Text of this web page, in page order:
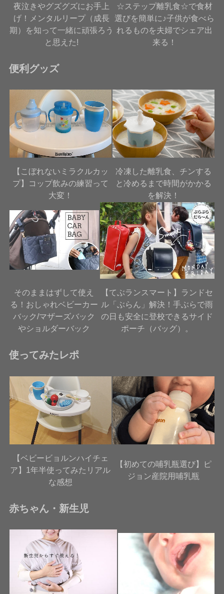
夜泣きやグズグズにお手上
げ！メンタルリープ（成長
期）を知って一緒に頑張ろう
と思えた!
☆ステップ離乳食☆で食材
選びを簡単に♪子供が食べら
れるものを夫婦でシェア出
来る！
便利グッズ
【こぼれないミラクルカッ
プ】コップ飲みの練習って
大変！
冷凍した離乳食、チンする
と冷めるまで時間がかかる
を解決！
そのままはずして使え
る！おしゃれベビーカー
バック/マザーズバック
やショルダーバック
【てぶランスマート】ランドセ
ル「ぶらん」解決！手ぶらで雨
の日も安全に登校できるサイド
ポーチ（バッグ）。
使ってみたレポ
【ベビービョルンハイチェ
ア】1年半使ってみたリアル
な感想
【初めての哺乳瓶選び】ピ
ジョン産院用哺乳瓶
赤ちゃん・新生児